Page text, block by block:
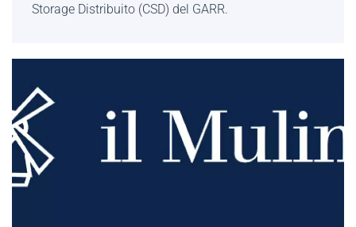
Storage Distribuito (CSD) del GARR.